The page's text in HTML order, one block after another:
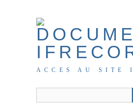
ACCES AU SITE